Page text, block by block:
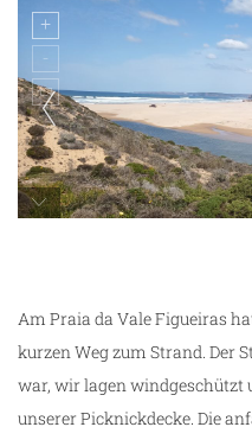
Am Praia da Vale Figueiras
kurzen Weg zum Strand. Der
war, wir lagen windgeschützt
unserer Picknickdecke. Die